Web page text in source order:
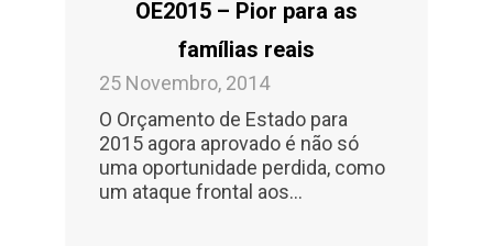
OE2015 – Pior para as
famílias reais
25 Novembro, 2014
O Orçamento de Estado para
2015 agora aprovado é não só
uma oportunidade perdida, como
um ataque frontal aos…